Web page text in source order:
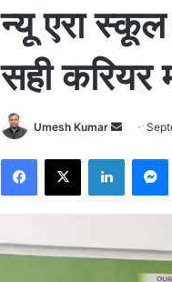
न्यू एरा स्कूल
सही करियर
Umesh Kumar
Send
email
Facebook
X LinkedIn